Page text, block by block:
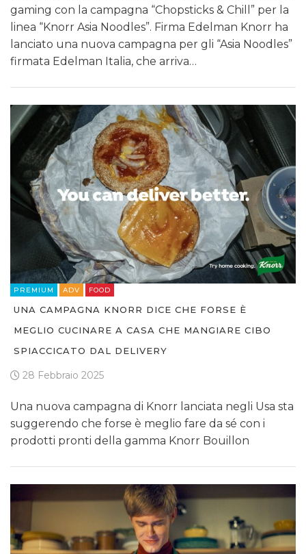
gaming con la campagna “Chopsticks & Chill” per la
linea “Knorr Asia Noodles”. Firma Edelman Knorr ha
lanciato una nuova campagna per gli “Asia Noodles”
firmata Edelman Italia, che arriva…
PREMIUM ADV FOOD
UNA CAMPAGNA KNORR DICE CHE FORSE È
MEGLIO CUCINARE A CASA CHE MANGIARE CIBO
SPIACCICATO DAL DELIVERY
28 Febbraio 2025
Una nuova campagna di Knorr lanciata negli Usa sta
suggerendo che forse è meglio fare da sé con i
prodotti pronti della gamma Knorr Bouillon